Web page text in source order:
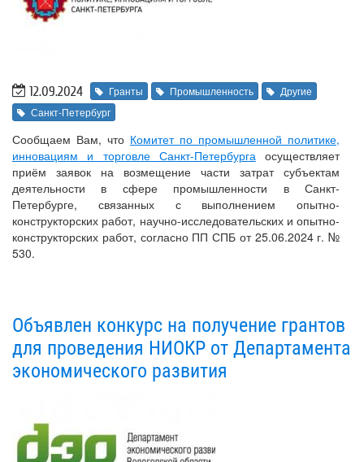
12.09.2024 Гранты Промышленность
Другие
Санкт-Петербург
Сообщаем Вам, что Комитет по промышленной политике,
инновациям и торговле Санкт-Петербурга осуществляет
приём заявок на возмещение части затрат субъектам
деятельности в сфере промышленности в Санкт-
Петербурге, связанных с выполнением опытно-
конструкторских работ, научно-исследовательских и опытно-
конструкторских работ, согласно ПП СПБ от 25.06.2024 г. №
530.
Объявлен конкурс на получение грантов
для проведения НИОКР от Департамента
экономического развития